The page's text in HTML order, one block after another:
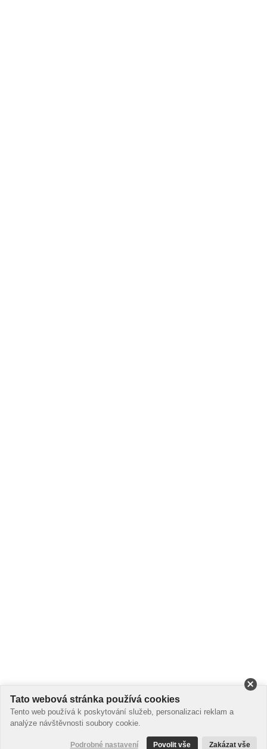
Tato webová stránka používá cookies
Tento web používá k poskytování služeb, personalizaci reklam a
analýze návštěvnosti soubory cookie.
Podrobné nastavení Povolit vše Zakázat vše